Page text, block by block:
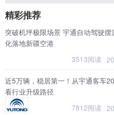
精彩推荐
突破机坪极限场景 宇通自动驾驶摆
化落地新疆空港
3513阅读
近5万辆，稳居第一！从宇通客车
看行业升级路径
7812阅读